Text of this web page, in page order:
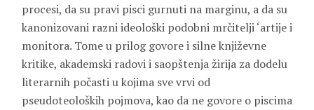
procesi, da su pravi pisci gurnuti na marginu, a da su
kanonizovani razni ideološki podobni mrčitelji ‘artije i
monitora. Tome u prilog govore i silne književne
kritike, akademski radovi i saopštenja žirija za dodelu
literarnih počasti u kojima sve vrvi od
pseudoteoloških pojmova, kao da ne govore o piscima